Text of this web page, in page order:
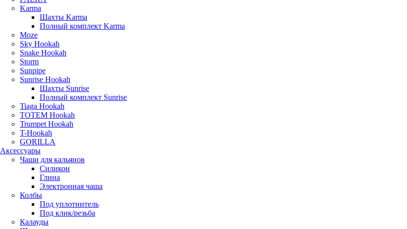
Karma
Шахты Karma
Полный комплект Karma
Moze
Sky Hookah
Snake Hookah
Storm
Sunpipe
Sunrise Hookah
Шахты Sunrise
Полный комплект Sunrise
Tiaga Hookah
TOTEM Hookah
Trumpet Hookah
T-Hookah
GORILLA
Аксессуары
Чаши для кальянов
Силикон
Глина
Электронная чаша
Колбы
Под уплотнитель
Под клик/резьба
Калауды